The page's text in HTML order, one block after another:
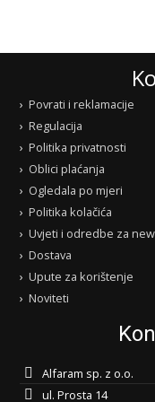
Povrati i reklamacije
Regulacija
Politika privatnosti
Oblici plaćanja
Ogledala po mjeri
Politika kolačića
Uvjeti i odredbe za
Dostava
Upute za korištenje
Noviteti
Alfaram sp. z o.o.
ul. Prosta 14